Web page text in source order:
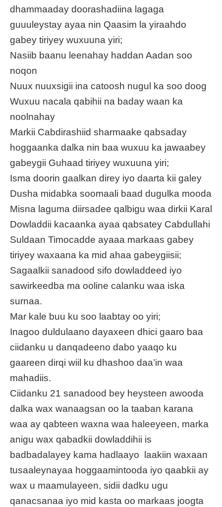
dhammaaday doorashadiina lagaga
guuuleystay ayaa nin Qaasim la yiraahdo
gabey tiriyey wuxuuna yiri;
Nasiib baanu leenahay haddan Aadan soo
noqon
Nuux nuuxsigii ina catoosh nugul ka soo doog
Wuxuu nacala qabihii na baday waan ka
noolnahay
Markii Cabdirashiid sharmaake qabsaday
hoggaanka dalka nin baa wuxuu ka jawaabey
gabeygii Guhaad tiriyey wuxuuna yiri;
Isma doorin gaalkan direy iyo daarta kii galey
Dusha midabka soomaali baad dugulka mooda
Misna laguma diirsadee qalbigu waa dirkii Karal
Dowladdii kacaanka ayaa qabsatey Cabdullahi
Suldaan Timocadde ayaaa markaas gabey
tiriyey waxaana ka mid ahaa gabeygiisii;
Sagaalkii sanadood sifo dowladdeed iyo
sawirkeedba ma ooline calanku waa iska
surnaa.
Mar kale buu ku soo laabtay oo yiri;
Inagoo duldulaano dayaxeen dhici gaaro baa
ciidanku u danqadeeno dabo yaaqo ku
gaareen dirqi wiil ku dhashoo daa’in waa
mahadiis.
Ciidanku 21 sanadood bey heysteen awooda
dalka wax wanaagsan oo la taaban karana
waa ay qabteen waxna waa haleeyeen, marka
anigu wax qabadkii dowladdihii is
badbadalayey kama hadlaayo laakiin waxaan
tusaaleynayaa hoggaamintooda iyo qaabkii ay
wax u maamulayeen, sidii dadku ugu
qanacsanaa iyo mid kasta oo markaas joogta